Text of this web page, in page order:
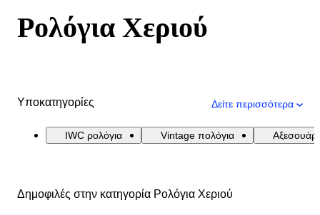
Ρολόγια Χεριού
Υποκατηγορίες Δείτε περισσότερα
IWC ρολόγια Vintage πολόγια Αξεσουάρ
Δημοφιλές στην κατηγορία Ρολόγια Χεριού